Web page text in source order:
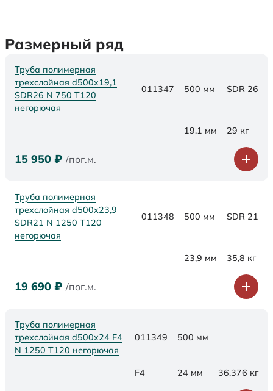
Размерный ряд
Труба полимерная
трехслойная d500x19,1
SDR26 N 750 Т120
негорючая
011347 500 мм SDR 26
19,1 мм 29 кг
15 950 ₽ /пог.м.
Труба полимерная
трехслойная d500x23,9
SDR21 N 1250 Т120
негорючая
011348 500 мм SDR 21
23,9 мм 35,8 кг
19 690 ₽ /пог.м.
Труба полимерная
трехслойная d500x24 F4
N 1250 Т120 негорючая
011349 500 мм
F4 24 мм 36,376 кг